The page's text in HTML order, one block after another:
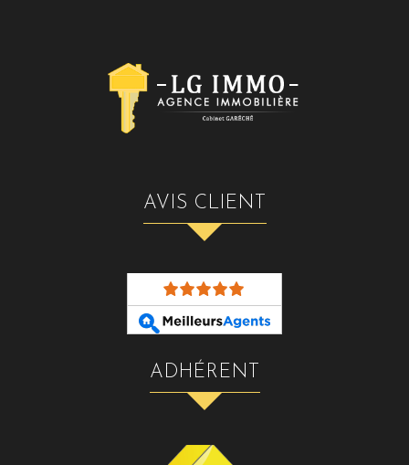
AVIS CLIENT
ADHÉRENT